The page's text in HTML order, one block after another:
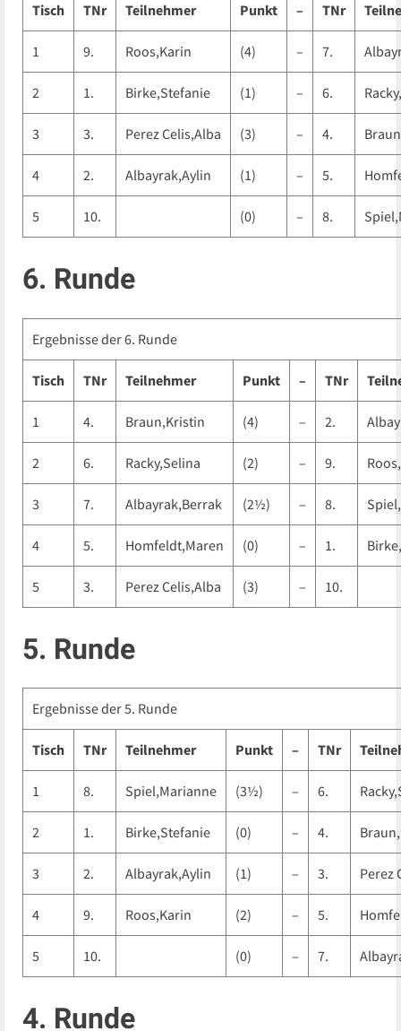
Tisch TNr Teilnehmer Punkt – TNr
1 9. Roos,Karin (4) – 7.
2 1. Birke,Stefanie (1) – 6.
3 3. Perez Celis,Alba (3) – 4.
4 2. Albayrak,Aylin (1) – 5.
5 10. (0) – 8.
6. Runde
Ergebnisse der 6. Runde
Tisch TNr Teilnehmer Punkt – TNr
1 4. Braun,Kristin (4) – 2.
2 6. Racky,Selina (2) – 9.
3 7. Albayrak,Berrak (2½) – 8.
4 5. Homfeldt,Maren (0) – 1.
5 3. Perez Celis,Alba (3) – 10.
5. Runde
Ergebnisse der 5. Runde
Tisch TNr Teilnehmer Punkt – TNr
1 8. Spiel,Marianne (3½) – 6.
2 1. Birke,Stefanie (0) – 4.
3 2. Albayrak,Aylin (1) – 3. Perez
4 9. Roos,Karin (2) – 5.
5 10. (0) – 7.
4. Runde